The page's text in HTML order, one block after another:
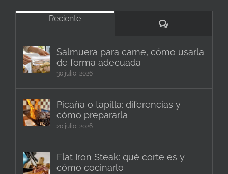
Reciente
Comentarios
Salmuera para carne, cómo usarla
de forma adecuada
30 julio, 2026
Picaña o tapilla: diferencias y
cómo prepararla
20 julio, 2026
Flat Iron Steak: qué corte es y
cómo cocinarlo